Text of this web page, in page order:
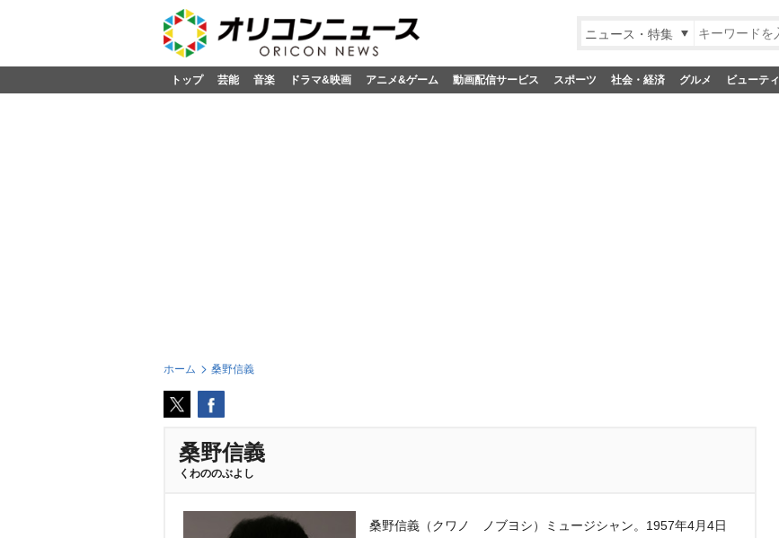
ニュース・特集
トップ 芸能 音楽 ドラマ&映画 アニメ&ゲーム 動画配信サービス スポーツ 社会・経済 グルメ ビューティ
ホーム 桑野信義
桑野信義
くわののぶよし
桑野信義（クワノ ノブヨシ）ミュージシャン。1957年4月4日